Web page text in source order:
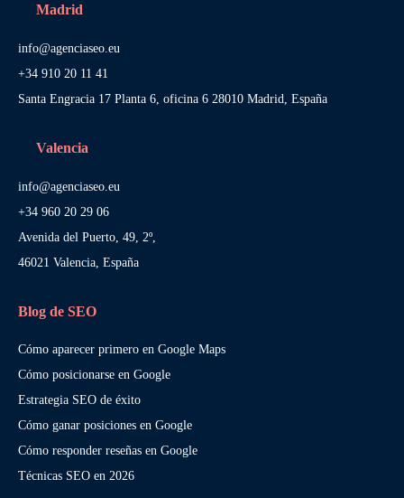
Madrid
info@agenciaseo.eu
+34 910 20 11 41
Santa Engracia 17 Planta 6, oficina 6 28010 Madrid, España
Valencia
info@agenciaseo.eu
+34 960 20 29 06
Avenida del Puerto, 49, 2º,
46021 Valencia, España
Blog de SEO
Cómo aparecer primero en Google Maps
Cómo posicionarse en Google
Estrategia SEO de éxito
Cómo ganar posiciones en Google
Cómo responder reseñas en Google
Técnicas SEO en 2026